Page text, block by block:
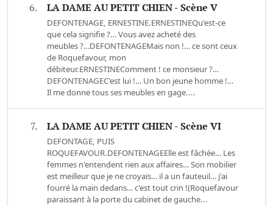
6. LA DAME AU PETIT CHIEN - Scène V
DEFONTENAGE, ERNESTINE.ERNESTINEQu'est-ce
que cela signifie ?… Vous avez acheté des
meubles ?…DEFONTENAGEMais non !… ce sont ceux
de Roquefavour, mon
débiteur.ERNESTINEComment ! ce monsieur ?…
DEFONTENAGEC'est lui !… Un bon jeune homme !…
Il me donne tous ses meubles en gage....
7. LA DAME AU PETIT CHIEN - Scène VI
DEFONTAGE, PUIS
ROQUEFAVOUR.DEFONTENAGEElle est fâchée… Les
femmes n'entendent rien aux affaires… Son mobilier
est meilleur que je ne croyais… il a un fauteuil… j'ai
fourré la main dedans… c'est tout crin !(Roquefavour
paraissant à la porte du cabinet de gauche...